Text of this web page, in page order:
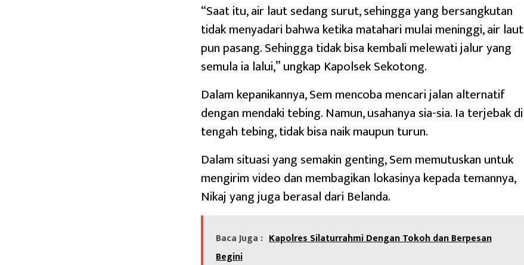
“Saat itu, air laut sedang surut, sehingga yang bersangkutan
tidak menyadari bahwa ketika matahari mulai meninggi, air laut
pun pasang. Sehingga tidak bisa kembali melewati jalur yang
semula ia lalui,” ungkap Kapolsek Sekotong.
Dalam kepanikannya, Sem mencoba mencari jalan alternatif
dengan mendaki tebing. Namun, usahanya sia-sia. Ia terjebak di
tengah tebing, tidak bisa naik maupun turun.
Dalam situasi yang semakin genting, Sem memutuskan untuk
mengirim video dan membagikan lokasinya kepada temannya,
Nikaj yang juga berasal dari Belanda.
Baca Juga : Kapolres Silaturrahmi Dengan Tokoh dan Berpesan
Begini